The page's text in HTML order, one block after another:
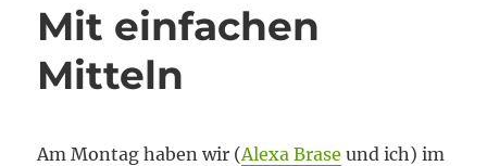
Mit einfachen
Mitteln
Am Montag haben wir (Alexa Brase und ich) im